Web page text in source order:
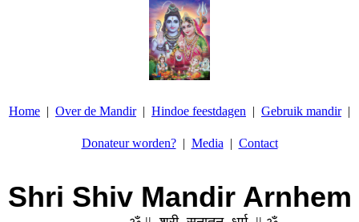
Home Over de Mandir Hindoe feestdagen Gebruik mandir
Donateur worden? Media Contact
Shri Shiv Mandir Arnhem